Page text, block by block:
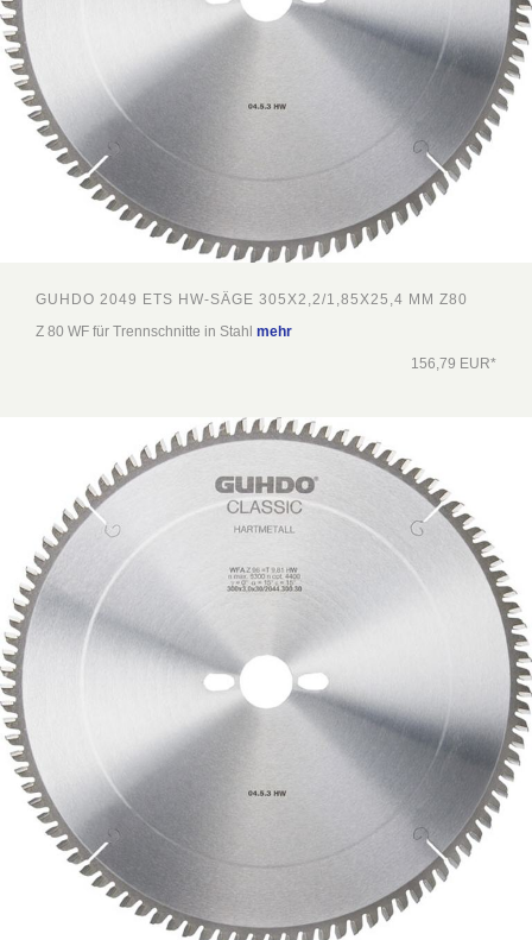
GUHDO 2049 ETS HW-SÄGE 305X2,2/1,85X25,4 MM Z80
Z 80 WF für Trennschnitte in Stahl mehr
156,79 EUR*